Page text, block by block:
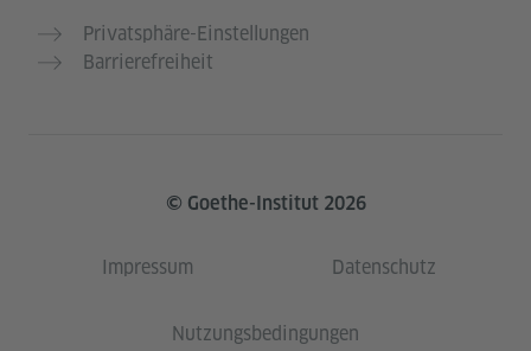
Privatsphäre-Einstellungen
Barrierefreiheit
© Goethe-Institut 2026
Impressum Datenschutz
Nutzungsbedingungen